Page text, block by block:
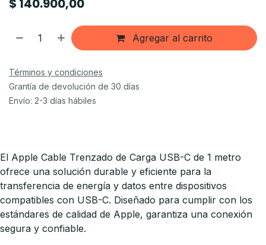
$ 140.900,00
Agregar al carrito
Términos y condiciones
Grantía de devolución de 30 días
Envío: 2-3 días hábiles
El Apple Cable Trenzado de Carga USB-C de 1 metro
ofrece una solución durable y eficiente para la
transferencia de energía y datos entre dispositivos
compatibles con USB-C. Diseñado para cumplir con los
estándares de calidad de Apple, garantiza una conexión
segura y confiable.